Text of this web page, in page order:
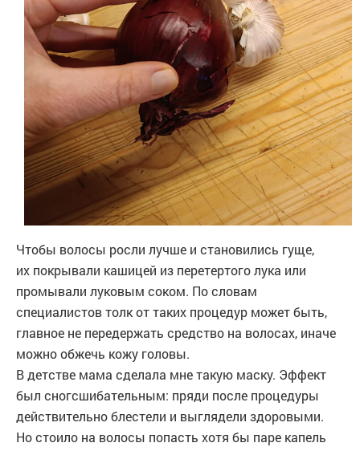
Чтобы волосы росли лучше и становились гуще,
их покрывали кашицей из перетертого лука или
промывали луковым соком. По словам
специалистов толк от таких процедур может быть,
главное не передержать средство на волосах, иначе
можно обжечь кожу головы.
В детстве мама сделала мне такую маску. Эффект
был сногсшибательным: пряди после процедуры
действительно блестели и выглядели здоровыми.
Но стоило на волосы попасть хотя бы паре капель